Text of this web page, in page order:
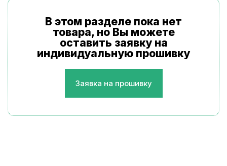
В этом разделе пока нет
товара, но Вы можете
оставить заявку на
индивидуальную прошивку
Заявка на прошивку